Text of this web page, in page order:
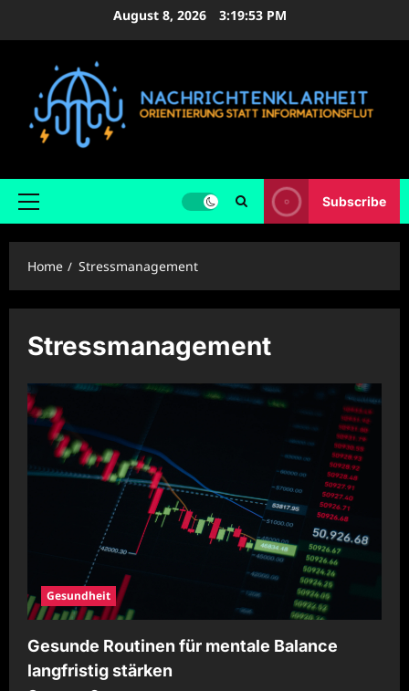
August 8, 2026 3:19:54 PM
Primary
Subscribe
Home Stressmanagement
Stressmanagement
Gesundheit
Gesunde Routinen für mentale Balance
langfristig stärken